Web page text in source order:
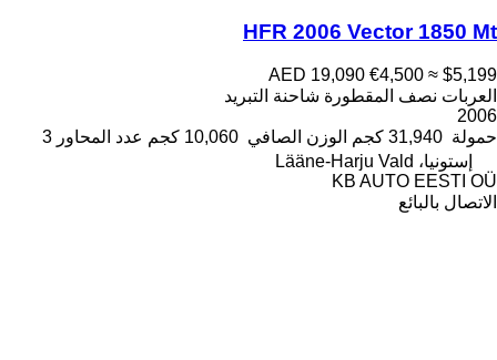
HFR 2006 Vector 1850 Mt
AED 19,090 €4,500 ≈ $5,199
العربات نصف المقطورة شاحنة التبريد
2006
حمولة 31,940 كجم الوزن الصافي 10,060 كجم عدد المحاور 3
إستونيا، Lääne-Harju Vald
KB AUTO EESTI OÜ
الاتصال بالبائع